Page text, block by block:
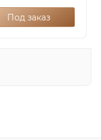
Под заказ